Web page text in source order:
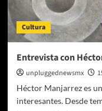
reconocimientos
otorgados
a
los
más
relevantes
de
escena
Cultura
Entrevista con
unpluggednewsmx
Héctor Manjarrez es
interesantes. Desde